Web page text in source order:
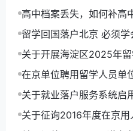
学或项目名单
高中档案丢失，如何补高
留学回国落户北京 必须
时间规划
关于开展海淀区2025年
作的通知
在京单位聘用留学人员单
月版）
关于就业落户服务系统启
证的通知
关于征询2016年度在京